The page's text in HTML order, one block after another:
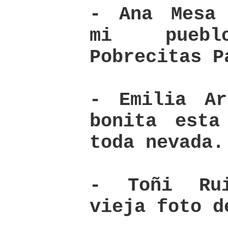
- Ana
mi
Pobrecitas
- Emilia
bonita
toda
- Toñi
vieja foto